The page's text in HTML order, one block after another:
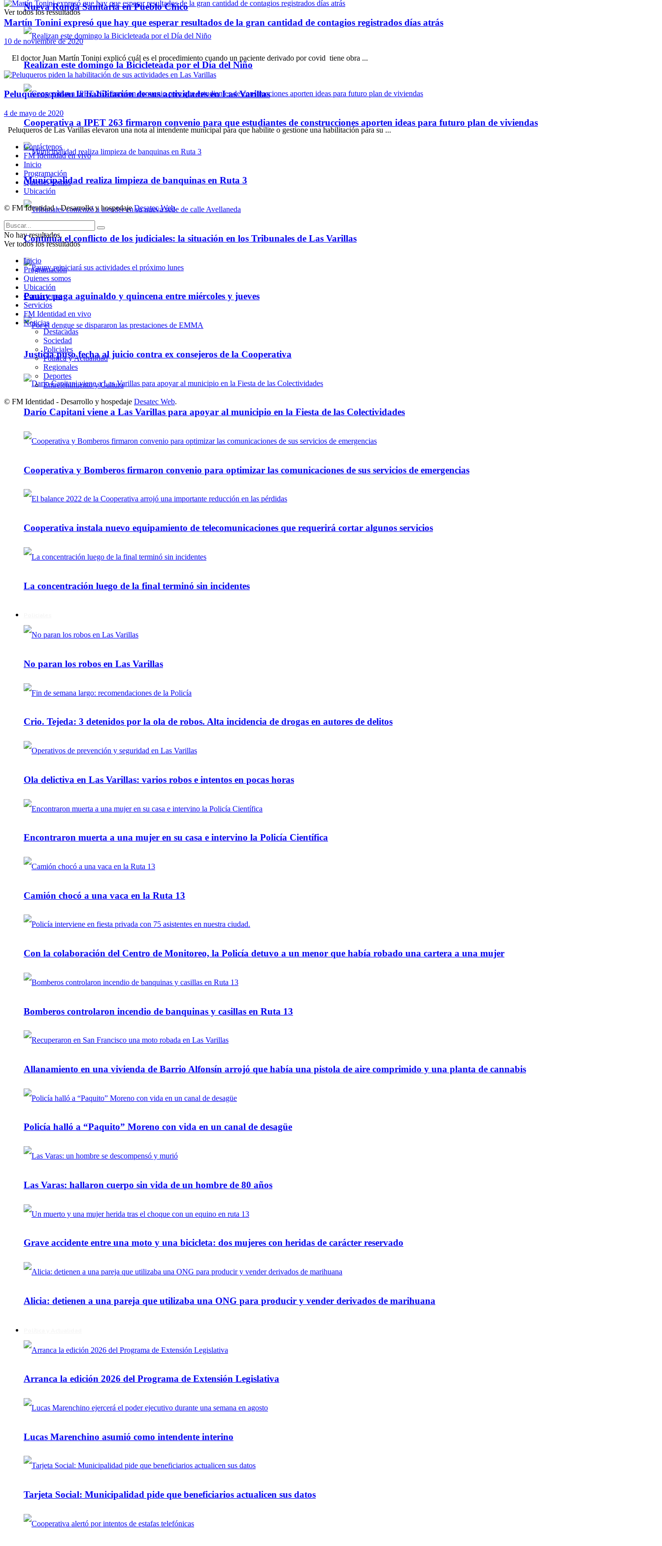
Nueva Ronda Sanitaria en Pueblo Chico
Realizan este domingo la Bicicleteada por el Día del Niño
Cooperativa a IPET 263 firmaron convenio para que estudiantes de construcciones aporten ideas para futuro plan de viviendas
Municipalidad realiza limpieza de banquinas en Ruta 3
Continúa el conflicto de los judiciales: la situación en los Tribunales de Las Varillas
Pauny paga aguinaldo y quincena entre miércoles y jueves
Justicia puso fecha al juicio contra ex consejeros de la Cooperativa
Darío Capitani viene a Las Varillas para apoyar al municipio en la Fiesta de las Colectividades
Cooperativa y Bomberos firmaron convenio para optimizar las comunicaciones de sus servicios de emergencias
Cooperativa instala nuevo equipamiento de telecomunicaciones que requerirá cortar algunos servicios
La concentración luego de la final terminó sin incidentes
No paran los robos en Las Varillas
Crio. Tejeda: 3 detenidos por la ola de robos. Alta incidencia de drogas en autores de delitos
Ola delictiva en Las Varillas: varios robos e intentos en pocas horas
Encontraron muerta a una mujer en su casa e intervino la Policía Científica
Camión chocó a una vaca en la Ruta 13
Con la colaboración del Centro de Monitoreo, la Policía detuvo a un menor que había robado una cartera a una mujer
Bomberos controlaron incendio de banquinas y casillas en Ruta 13
Allanamiento en una vivienda de Barrio Alfonsín arrojó que había una pistola de aire comprimido y una planta de cannabis
Policía halló a “Paquito” Moreno con vida en un canal de desagüe
Las Varas: hallaron cuerpo sin vida de un hombre de 80 años
Grave accidente entre una moto y una bicicleta: dos mujeres con heridas de carácter reservado
Alicia: detienen a una pareja que utilizaba una ONG para producir y vender derivados de marihuana
Arranca la edición 2026 del Programa de Extensión Legislativa
Lucas Marenchino asumió como intendente interino
Tarjeta Social: Municipalidad pide que beneficiarios actualicen sus datos
Ver todos los ressultados
Martín Tonini expresó que hay que esperar resultados de la gran cantidad de contagios registrados días atrás
10 de noviembre de 2020
El doctor Juan Martín Tonini explicó cuál es el procedimiento cuando un paciente derivado por covid tiene obra ...
Peluqueros piden la habilitación de sus actividades en Las Varillas
4 de mayo de 2020
Peluqueros de Las Varillas elevaron una nota al intendente municipal para que habilite o gestione una habilitación para su ...
Contáctenos
FM Identidad en vivo
Inicio
Programación
Quienes somos
Ubicación
© FM Identidad - Desarrollo y hospedajeDesatec Web.
No hay resultados.
Ver todos los ressultados
Inicio
Programación
Quienes somos
Ubicación
Contáctenos
Servicios
FM Identidad en vivo
Noticias
Destacadas
Sociedad
Policiales
Política y Actualidad
Regionales
Deportes
Entretenimiento y Cultura
© FM Identidad - Desarrollo y hospedaje Desatec Web.